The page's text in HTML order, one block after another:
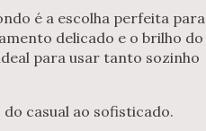
é a escolha perfeita para
delicado e o brilho do
para usar tanto sozinho
casual ao sofisticado.